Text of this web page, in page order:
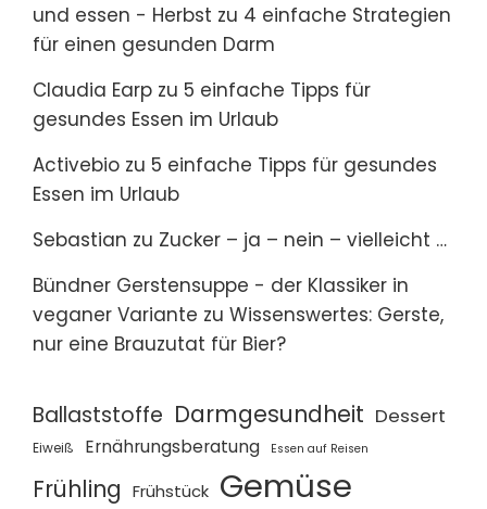
und essen - Herbst zu 4 einfache Strategien
für einen gesunden Darm
Claudia Earp zu 5 einfache Tipps für
gesundes Essen im Urlaub
Activebio zu 5 einfache Tipps für gesundes
Essen im Urlaub
Sebastian zu Zucker – ja – nein – vielleicht …
Bündner Gerstensuppe - der Klassiker in
veganer Variante zu Wissenswertes: Gerste,
nur eine Brauzutat für Bier?
Ballaststoffe Darmgesundheit Dessert
Eiweiß Ernährungsberatung Essen auf Reisen
Frühling Frühstück Gemüse